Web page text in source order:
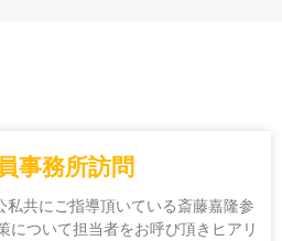
事務所訪問
共にご指導頂いている斎藤嘉隆参
について担当者をお呼び頂きヒアリ